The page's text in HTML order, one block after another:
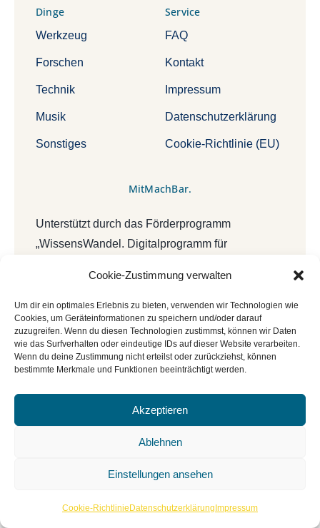
Cookie-Zustimmung verwalten
Um dir ein optimales Erlebnis zu bieten, verwenden wir Technologien wie
Cookies, um Geräteinformationen zu speichern und/oder darauf
zuzugreifen. Wenn du diesen Technologien zustimmst, können wir Daten
wie das Surfverhalten oder eindeutige IDs auf dieser Website verarbeiten.
Wenn du deine Zustimmung nicht erteilst oder zurückziehst, können
bestimmte Merkmale und Funktionen beeinträchtigt werden.
Akzeptieren
Ablehnen
Einstellungen ansehen
Cookie-Richtlinie Datenschutzerklärung Impressum
Dinge
Werkzeug
Forschen
Technik
Musik
Sonstiges
Service
FAQ
Kontakt
Impressum
Datenschutzerklärung
Cookie-Richtlinie (EU)
MitMachBar.
Unterstützt durch das Förderprogramm
„WissensWandel. Digitalprogramm für
NEUSTART KULTUR“ vom Deutschen
Bibliotheksverband e.V. und dem Beauftragten
der Bundesregierung für Kultur und Medien
(BKM).